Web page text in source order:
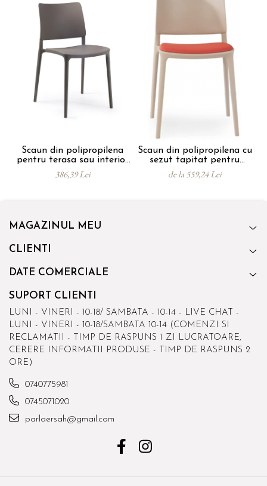
Scaun din polipropilena
pentru terasa sau interior
JOY
386,39 Lei
Scaun din polipropilena cu
sezut tapitat pentru
tesasa sau interior JOY
SOFT
de la 559,24 Lei
MAGAZINUL MEU
CLIENTI
DATE COMERCIALE
SUPORT CLIENTI
LUNI - VINERI - 10-18/ SAMBATA - 10-14 - LIVE CHAT -
LUNI - VINERI - 10-18/SAMBATA 10-14 (COMENZI SI
RECLAMATII - TIMP DE RASPUNS 1 ZI LUCRATOARE,
CERERE INFORMATII PRODUSE - TIMP DE RASPUNS 2
ORE)
0740775981
0745071020
parlaersah@gmail.com